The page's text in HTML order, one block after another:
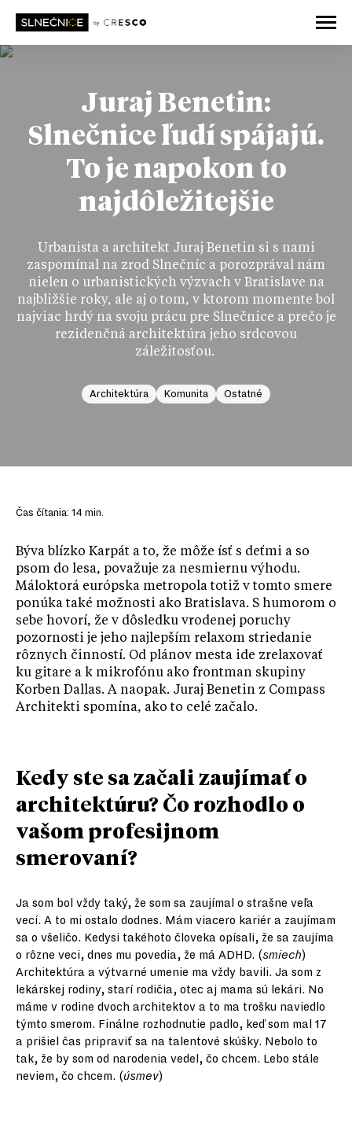
Juraj Benetin:
Slnečnice ľudí spájajú.
To je napokon to
najdôležitejšie
Urbanista a architekt Juraj Benetin si s nami
zaspomínal na zrod Slnečníc a porozprával nám
nielen o urbanistických výzvach v Bratislave na
najbližšie roky, ale aj o tom, v ktorom momente bol
najviac hrdý na svoju prácu pre Slnečnice a prečo je
rezidenčná architektúra jeho srdcovou
záležitosťou.
Architektúra Komunita Ostatné
Čas čítania: 14 min.
Býva blízko Karpát a to, že môže ísť s deťmi a so
psom do lesa, považuje za nesmiernu výhodu.
Máloktorá európska metropola totiž v tomto smere
ponúka také možnosti ako Bratislava. S humorom o
sebe hovorí, že v dôsledku vrodenej poruchy
pozornosti je jeho najlepším relaxom striedanie
rôznych činností. Od plánov mesta ide zrelaxovať
ku gitare a k mikrofónu ako frontman skupiny
Korben Dallas. A naopak. Juraj Benetin z Compass
Architekti spomína, ako to celé začalo.
Kedy ste sa začali zaujímať o
architektúru? Čo rozhodlo o
vašom profesijnom
smerovaní?
Ja som bol vždy taký, že som sa zaujímal o strašne veľa
vecí. A to mi ostalo dodnes. Mám viacero kariér a zaujímam
sa o všeličo. Kedysi takéhoto človeka opísali, že sa zaujíma
o rôzne veci, dnes mu povedia, že má ADHD. (smiech)
Architektúra a výtvarné umenie ma vždy bavili. Ja som z
lekárskej rodiny, starí rodičia, otec aj mama sú lekári. No
máme v rodine dvoch architektov a to ma trošku naviedlo
týmto smerom. Finálne rozhodnutie padlo, keď som mal 17
a prišiel čas pripraviť sa na talentové skúšky. Nebolo to
tak, že by som od narodenia vedel, čo chcem. Lebo stále
neviem, čo chcem. (úsmev)